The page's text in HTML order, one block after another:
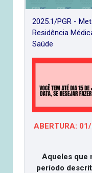
2025.1/PGR -
Residência
Saúde
ABERTURA:
Aqueles que
período